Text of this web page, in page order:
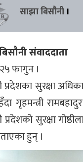
साझा बिसौनी ।
संवाददाता
फागुन ।
प्रदेशका सुरक्षा
गृहमन्त्री
प्रदेशको सुरक्षा
हुन् ।